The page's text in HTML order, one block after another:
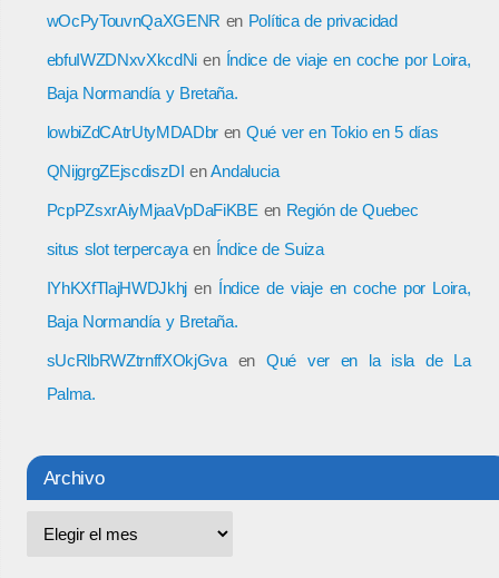
wOcPyTouvnQaXGENR en Política de privacidad
ebfuIWZDNxvXkcdNi en Índice de viaje en coche por Loira,
Baja Normandía y Bretaña.
lowbiZdCAtrUtyMDADbr en Qué ver en Tokio en 5 días
QNijgrgZEjscdiszDI enAndalucia
PcpPZsxrAiyMjaaVpDaFiKBE en Región de Quebec
situs slot terpercayaen Índice de Suiza
IYhKXfTlajHWDJkhj en Índice de viaje en coche por Loira,
Baja Normandía y Bretaña.
sUcRlbRWZtrnffXOkjGvaen Qué ver en la isla de La
Palma.
Archivo